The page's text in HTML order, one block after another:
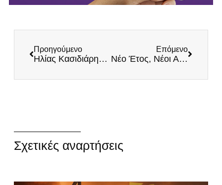
Προηγούμενο
Ηλίας Κασιδιάρης: «Η ανίκανη κυβέρνηση Μητσοτάκη παίζει με τα μέτρα σαν να ρίχνει ζάρια»
Επόμενο
Νέο Έτος, Νέοι Αγώνες των ΕΛΛΗΝΩΝ
Σχετικές αναρτήσεις